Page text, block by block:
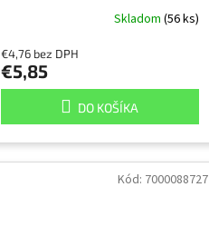
Skladom (56 ks)
€4,76 bez DPH
€5,85
DO KOŠÍKA
Kód: 7000088727